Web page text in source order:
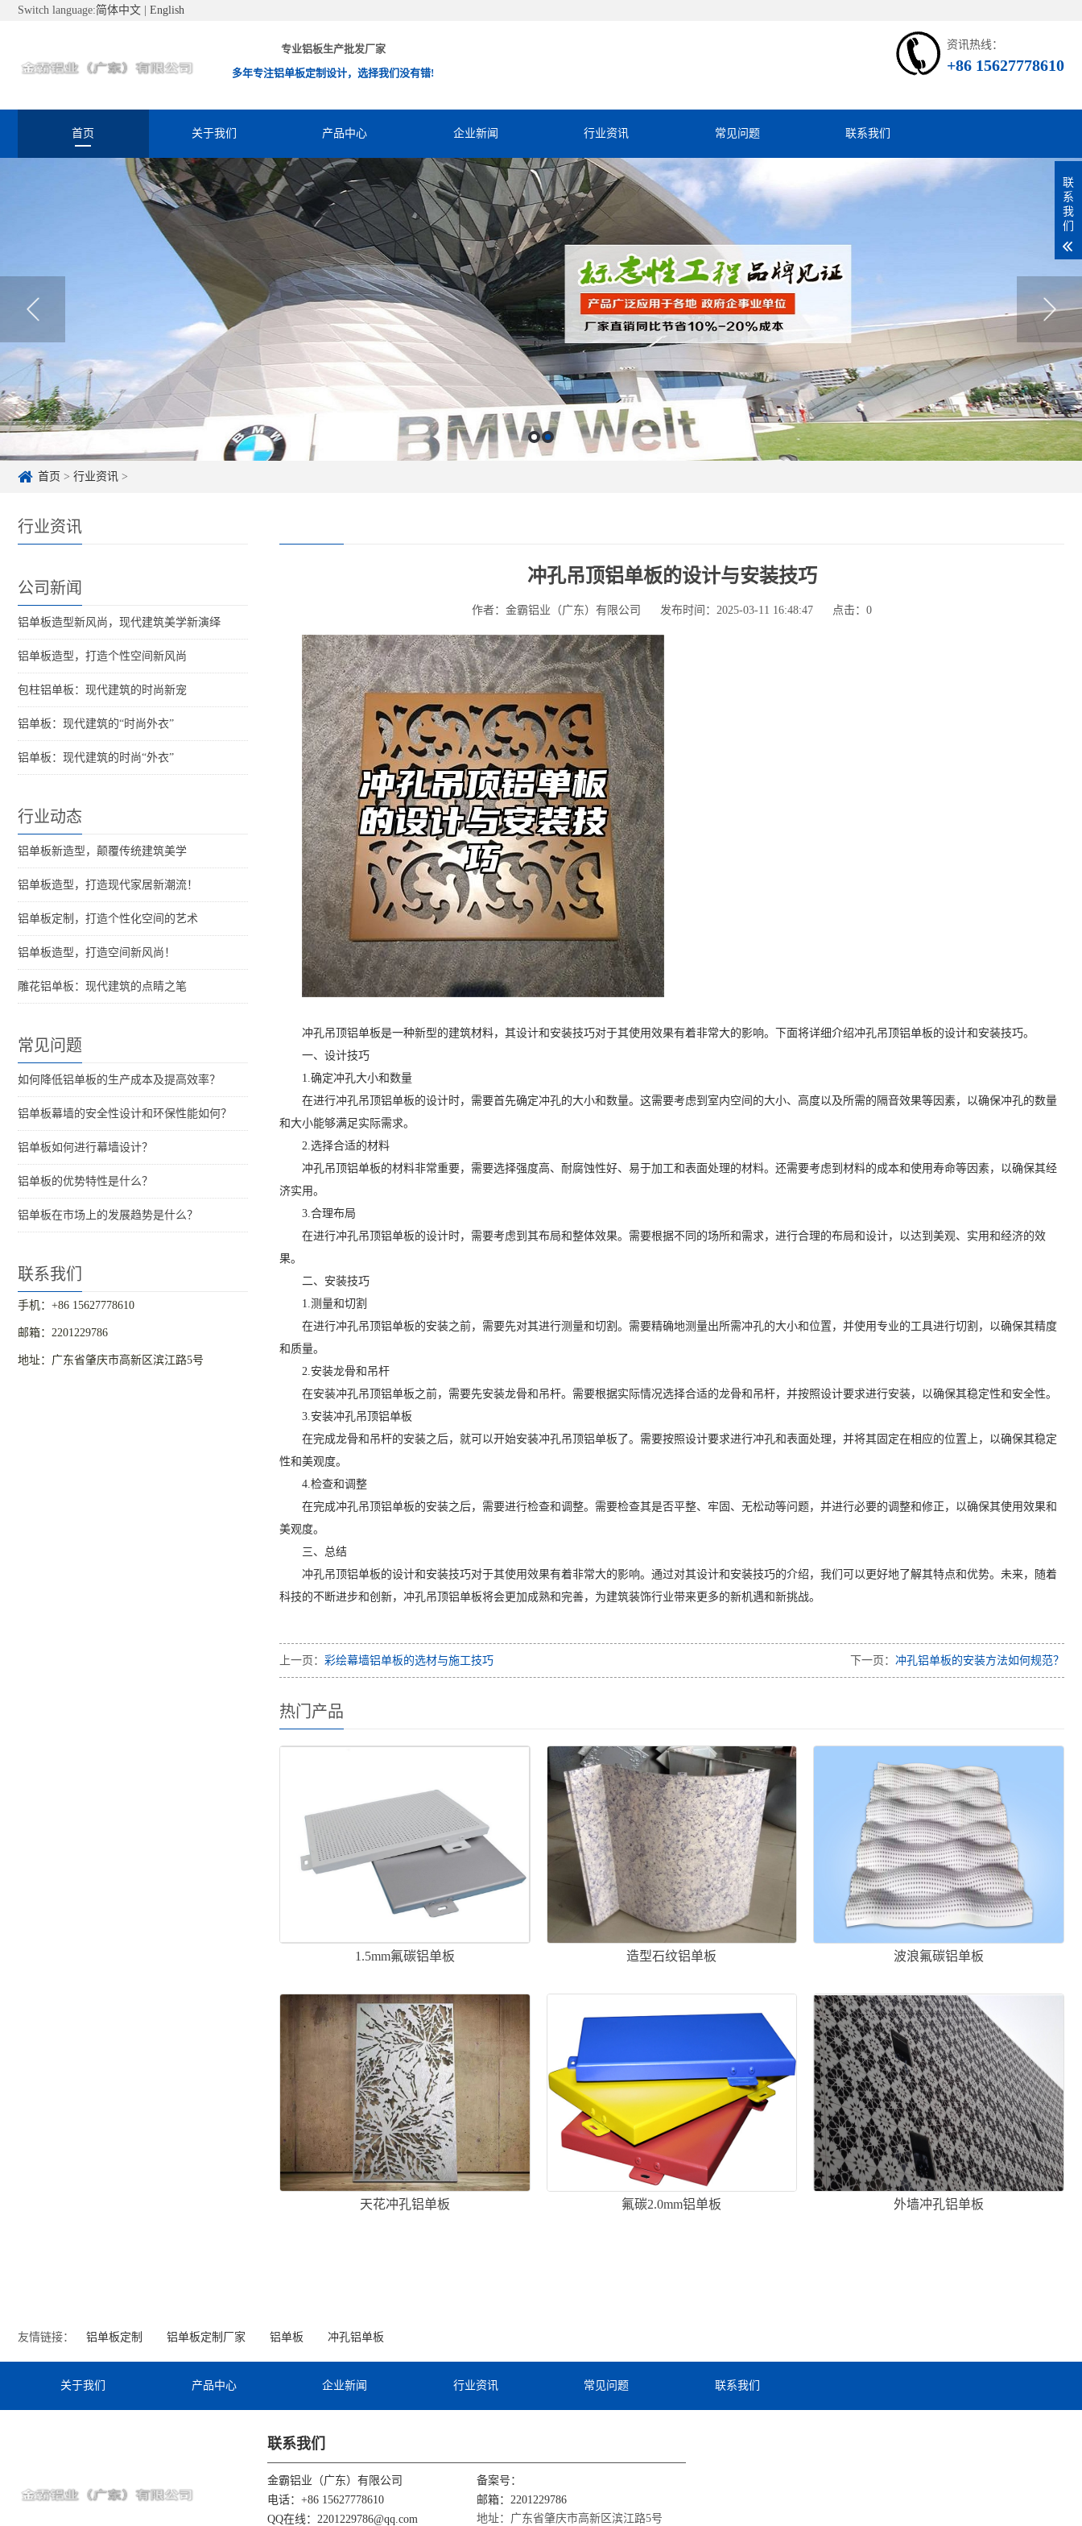
Switch language:简体中文 English
专业铝板生产批发厂家
多年专注铝单板定制设计，选择我们没有错!
资讯热线：
+86 15627778610
首页 关于我们 产品中心 企业新闻 行业资讯 常见问题 联系我们
首页 > 行业资讯 >
行业资讯
公司新闻
铝单板造型新风尚，现代建筑美学新演绎
铝单板造型，打造个性空间新风尚
包柱铝单板：现代建筑的时尚新宠
铝单板：现代建筑的“时尚外衣”
铝单板：现代建筑的时尚“外衣”
行业动态
铝单板新造型，颠覆传统建筑美学
铝单板造型，打造现代家居新潮流！
铝单板定制，打造个性化空间的艺术
铝单板造型，打造空间新风尚！
雕花铝单板：现代建筑的点睛之笔
常见问题
如何降低铝单板的生产成本及提高效率？
铝单板幕墙的安全性设计和环保性能如何？
铝单板如何进行幕墙设计？
铝单板的优势特性是什么？
铝单板在市场上的发展趋势是什么？
联系我们
手机：+86 15627778610
邮箱：2201229786
地址：广东省肇庆市高新区滨江路5号
冲孔吊顶铝单板的设计与安装技巧
作者：金霸铝业（广东）有限公司 发布时间：2025-03-11 16:48:47 点击： 0
冲孔吊顶铝单板是一种新型的建筑材料，其设计和安装技巧对于其使用效果有着非常大的影响。下面将详细介绍冲孔吊顶铝单板的设计和安装技巧。
一、设计技巧
1.确定冲孔大小和数量
在进行冲孔吊顶铝单板的设计时，需要首先确定冲孔的大小和数量。这需要考虑到室内空间的大小、高度以及所需的隔音效果等因素，以确保冲孔的数量
和大小能够满足实际需求。
2.选择合适的材料
冲孔吊顶铝单板的材料非常重要，需要选择强度高、耐腐蚀性好、易于加工和表面处理的材料。还需要考虑到材料的成本和使用寿命等因素，以确保其经
济实用。
3.合理布局
在进行冲孔吊顶铝单板的设计时，需要考虑到其布局和整体效果。需要根据不同的场所和需求，进行合理的布局和设计，以达到美观、实用和经济的效
果。
二、安装技巧
1.测量和切割
在进行冲孔吊顶铝单板的安装之前，需要先对其进行测量和切割。需要精确地测量出所需冲孔的大小和位置，并使用专业的工具进行切割，以确保其精度
和质量。
2.安装龙骨和吊杆
在安装冲孔吊顶铝单板之前，需要先安装龙骨和吊杆。需要根据实际情况选择合适的龙骨和吊杆，并按照设计要求进行安装，以确保其稳定性和安全性。
3.安装冲孔吊顶铝单板
在完成龙骨和吊杆的安装之后，就可以开始安装冲孔吊顶铝单板了。需要按照设计要求进行冲孔和表面处理，并将其固定在相应的位置上，以确保其稳定
性和美观度。
4.检查和调整
在完成冲孔吊顶铝单板的安装之后，需要进行检查和调整。需要检查其是否平整、牢固、无松动等问题，并进行必要的调整和修正，以确保其使用效果和
美观度。
三、总结
冲孔吊顶铝单板的设计和安装技巧对于其使用效果有着非常大的影响。通过对其设计和安装技巧的介绍，我们可以更好地了解其特点和优势。未来，随着
科技的不断进步和创新，冲孔吊顶铝单板将会更加成熟和完善，为建筑装饰行业带来更多的新机遇和新挑战。
上一页： 彩绘幕墙铝单板的选材与施工技巧 下一页： 冲孔铝单板的安装方法如何规范？
热门产品
1.5mm氟碳铝单板 造型石纹铝单板 波浪氟碳铝单板
天花冲孔铝单板 氟碳2.0mm铝单板 外墙冲孔铝单板
友情链接： 铝单板定制 铝单板定制厂家 铝单板 冲孔铝单板
关于我们 产品中心 企业新闻 行业资讯 常见问题 联系我们
联系我们
金霸铝业（广东）有限公司
备案号：
电话：+86 15627778610
邮箱：2201229786
QQ在线：2201229786@qq.com
地址：广东省肇庆市高新区滨江路5号
联
系
我
们